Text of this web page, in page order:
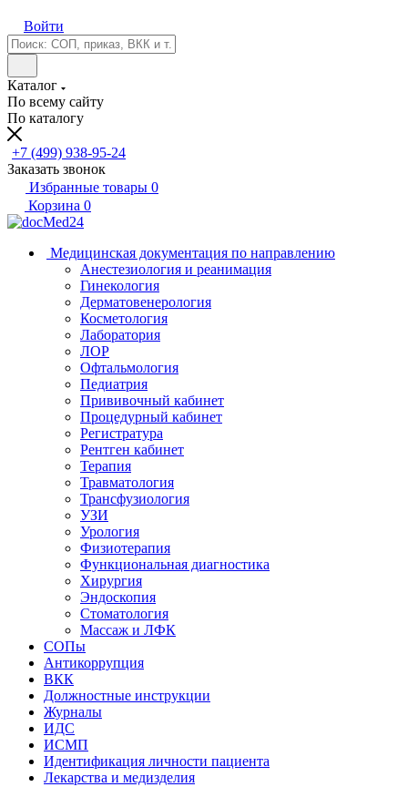
Войти
Каталог
По всему сайту
По каталогу
+7 (499) 938-95-24
Заказать звонок
Избранные товары 0
Корзина 0
Медицинская документация по направлению
Анестезиология и реанимация
Гинекология
Дерматовенерология
Косметология
Лаборатория
ЛОР
Офтальмология
Педиатрия
Прививочный кабинет
Процедурный кабинет
Регистратура
Рентген кабинет
Терапия
Травматология
Трансфузиология
УЗИ
Урология
Физиотерапия
Функциональная диагностика
Хирургия
Эндоскопия
Стоматология
Массаж и ЛФК
СОПы
Антикоррупция
ВКК
Должностные инструкции
Журналы
ИДС
ИСМП
Идентификация личности пациента
Лекарства и медизделия